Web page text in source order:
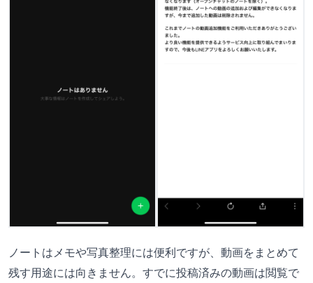
ノートはメモや写真整理には便利ですが、動画をまとめて
残す用途には向きません。すでに投稿済みの動画は閲覧で